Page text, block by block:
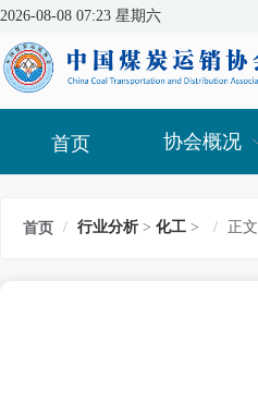
2026-08-08 07:23 星期六
首页 协会概况
首页 / 行业分析 > 化工 > / 正文